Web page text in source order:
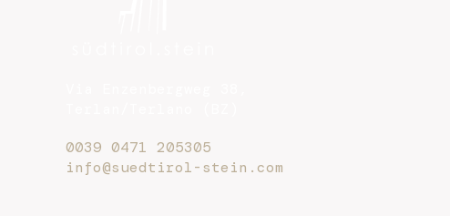
0039 0471 205305
info@suedtirol-stein.com